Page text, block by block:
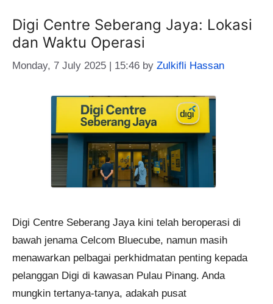
Digi Centre Seberang Jaya: Lokasi
dan Waktu Operasi
Monday, 7 July 2025 | 15:46 by Zulkifli Hassan
Digi Centre Seberang Jaya kini telah beroperasi di
bawah jenama Celcom Bluecube, namun masih
menawarkan pelbagai perkhidmatan penting kepada
pelanggan Digi di kawasan Pulau Pinang. Anda
mungkin tertanya-tanya, adakah pusat